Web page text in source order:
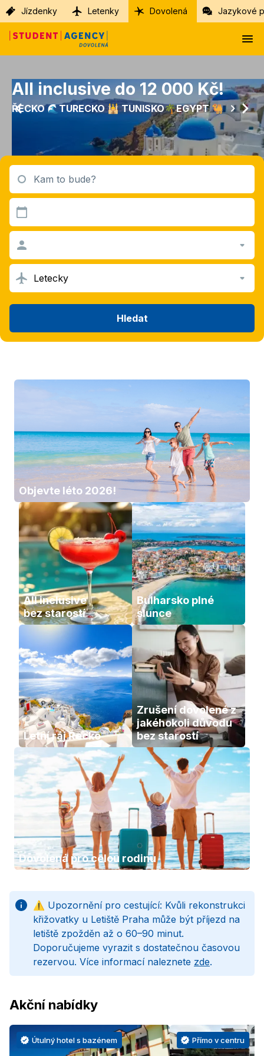
Jízdenky Letenky Dovolená Jazykové
All inclusive do 12 000 Kč!
ŘECKO 🌊TURECKO 🕌 TUNISKO🌴EGYPT 🐫
Kam to bude?
Letecky
Hledat
Objevte léto 2026!
All inclusive
bez starostí
Bulharsko plné
slunce
Letní ráj Řecko
Zrušení dovolené z
jakéhokoli důvodu
bez starostí
Dovolená pro celou rodinu
⚠️ Upozornění pro cestující: Kvůli rekonstrukci
křižovatky u Letiště Praha může být příjezd na
letiště zpožděn až o 60–90 minut.
Doporučujeme vyrazit s dostatečnou časovou
rezervou. Více informací naleznete zde.
Akční nabídky
Útulný hotel s bazénem Přímo v centru